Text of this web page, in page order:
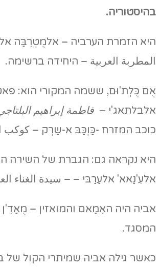
בהיסטוריה.
היא הזמרת הערביה – אלמֻטְרִבַּה
المطربة العربية – היחידה ברשימה.
אֻם כֻּלְת'וּם, ששמה המקורי הוא:
אלבלתאג'י – فاطمة إبراهيم
כוכב המזרח -כַּוְכַּבּ א-שַרְק – كوكب
היא נקראה גם: הגברת של השירה
אלעִ'נַאא' אלעַרַבּי – – سيدة الغناء
אביה היה האִמַאם והמואזין –
המסגד.
כאשר גילה אביה שמיתרי הקול של